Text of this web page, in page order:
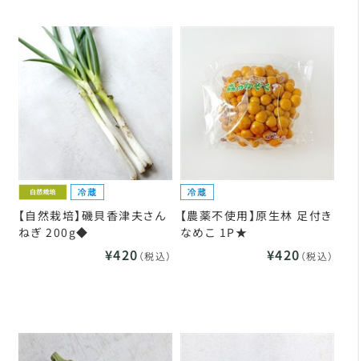
【自然栽培】磯貝香津夫さん
ねぎ 200g◆
¥420 （税込）
【農薬不使用】原生林 足付き
なめこ 1P★
¥420 （税込）